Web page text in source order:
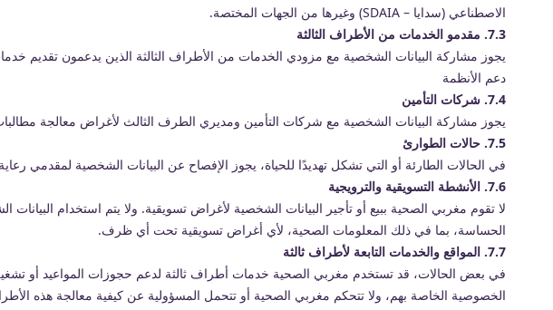
الاصطناعي (سدايا – SDAIA) وغيرها من الجهات المختصة.
7.3. مقدمو الخدمات من الأطراف الثالثة
يجوز مشاركة البيانات الشخصية مع مزودي الخدمات من الأطراف الثالثة الذين يدعمون تقديم
دعم الأنظمة
7.4. شركات التأمين
يجوز مشاركة البيانات الشخصية مع شركات التأمين ومديري الطرف الثالث لأغراض معالجة مطالبات
7.5. حالات الطوارئ
في الحالات الطارئة أو التي تشكل تهديدًا للحياة، يجوز الإفصاح عن البيانات الشخصية لمقدمي
7.6. الأنشطة التسويقية والترويجية
لا تقوم مغربي الصحية ببيع أو تأجير البيانات الشخصية لأغراض تسويقية. ولا يتم استخدام
الحساسة، بما في ذلك المعلومات الصحية، لأي أغراض تسويقية تحت أي ظرف.
7.7. المواقع والخدمات التابعة لأطراف ثالثة
في بعض الحالات، قد تستخدم مغربي الصحية خدمات أطراف ثالثة لدعم حجوزات المواعيد أو
الخصوصية الخاصة بهم، ولا تتحكم مغربي الصحية أو تتحمل المسؤولية عن كيفية معالجة هذه